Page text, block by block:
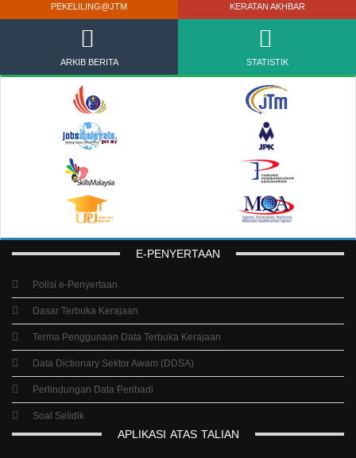
PEKELILING@JTM KERATAN AKHBAR
ARKIB BERITA STATISTIK
E-PENYERTAAN
Polisi e-Penyertaan
Dasar Terbuka Kerajaan
Terma Penggunaan Data Terbuka Kerajaan
Data Dictionary Sektor Awam (DDSA)
Perlindungan Data Peribadi
Soal Selidik
APLIKASI ATAS TALIAN